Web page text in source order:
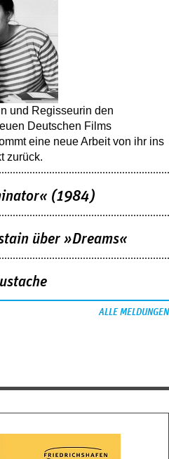
und Regisseurin den
Deutschen Films
eine neue Arbeit von ihr ins
zurück.
(1984)
über »Dreams«
ALLE MELDUNGEN